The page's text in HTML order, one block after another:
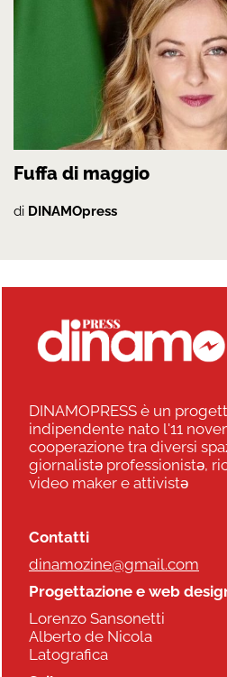
Fuffa di maggio
di DINAMOpress
DINAMOPRESS è un
indipendente nato l'11
cooperazione tra diversi
giornalistə professionistə,
video maker e attivistə
Contatti
dinamozine@gmail.com
Progettazione e web
Lorenzo Sansonetti
Alberto de Nicola
Latografica